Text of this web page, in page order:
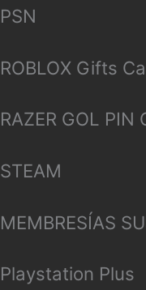
PSN
ROBLOX Gifts
RAZER GOL PIN
STEAM
MEMBRESÍAS
Playstation Plus